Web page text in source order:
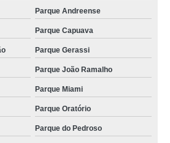
Parque Andreense
Parque Capuava
Parque Gerassi
Parque João Ramalho
Parque Miami
Parque Oratório
Parque do Pedroso